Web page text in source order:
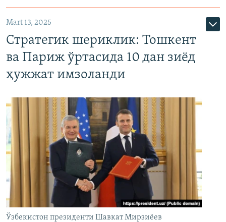
Mart 13, 2025
Стратегик шериклик: Тошкент
ва Париж ўртасида 10 дан зиёд
ҳужжат имзоланди
Ўзбекистон президенти Шавкат Мирзиёев